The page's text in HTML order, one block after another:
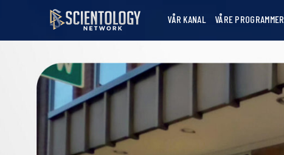
VÅR KANAL VÅRE PROGRAMMER